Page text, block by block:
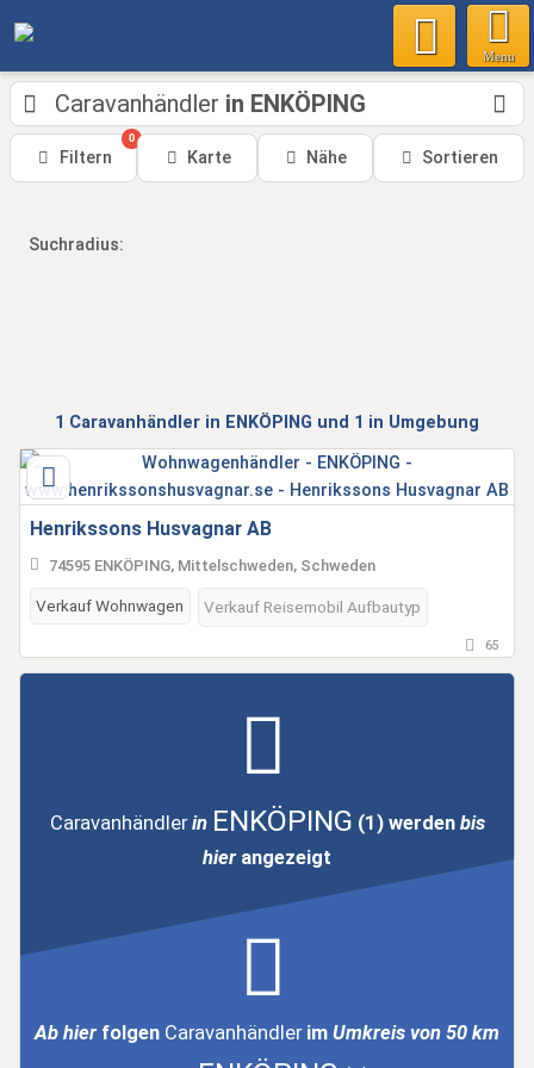
Menu
Caravanhändler in ENKÖPING
Filtern
0
Karte Nähe Sortieren
Suchradius:
1 Caravanhändler in ENKÖPING und 1 in Umgebung
Henrikssons Husvagnar AB
74595 ENKÖPING, Mittelschweden, Schweden
Verkauf Wohnwagen Verkauf Reisemobil Aufbautyp
65
Caravanhändler in ENKÖPING (1)werden bis
hierangezeigt
Ab hier folgen Caravanhändlerim Umkreis von 50 km